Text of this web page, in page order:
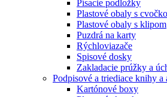
Písacie podložky
Plastové obaly s
Plastové obaly s klipom
Puzdrá na karty
Rýchloviazače
Spisové dosky
Zakladacie prúžky a
Podpisové a triediace knihy a
Kartónové boxy